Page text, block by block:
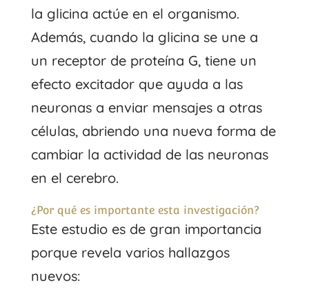
la glicina actúe en el organismo.
Además, cuando la glicina se une a
un receptor de proteína G, tiene un
efecto excitador que ayuda a las
neuronas a enviar mensajes a otras
células, abriendo una nueva forma de
cambiar la actividad de las neuronas
en el cerebro.
¿Por qué es importante esta investigación?
Este estudio es de gran importancia
porque revela varios hallazgos
nuevos: